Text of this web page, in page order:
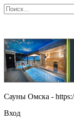
Сауны Омска -
Вход